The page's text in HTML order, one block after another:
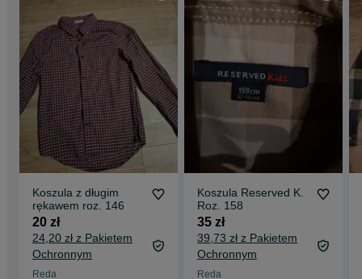
Koszula z długim
rękawem roz. 146
20 zł
24,20 zł z Pakietem
Ochronnym
Reda
Koszula Reserved K.
Roz. 158
35 zł
39,73 zł z Pakietem
Ochronnym
Reda